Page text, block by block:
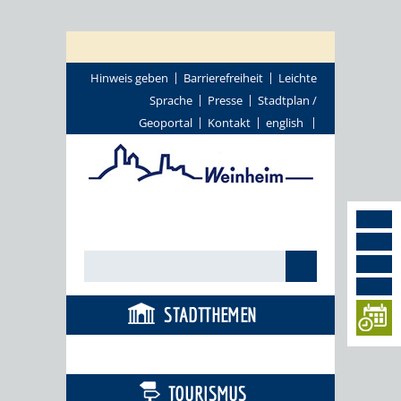
Hinweis geben Barrierefreiheit
Leichte
Sprache
Presse
Stadtplan /
Geoportal
Kontakt english
STADTTHEMEN
TOURISMUS